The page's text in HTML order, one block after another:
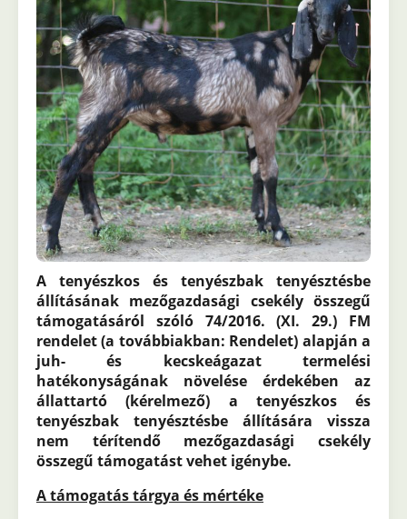
A tenyészkos és tenyészbak tenyésztésbe
állításának mezőgazdasági csekély összegű
támogatásáról szóló 74/2016. (XI. 29.) FM
rendelet (a továbbiakban: Rendelet) alapján a
juh- és kecskeágazat termelési
hatékonyságának növelése érdekében az
állattartó (kérelmező) a tenyészkos és
tenyészbak tenyésztésbe állítására vissza
nem térítendő mezőgazdasági csekély
összegű támogatást vehet igénybe.
A támogatás tárgya és mértéke